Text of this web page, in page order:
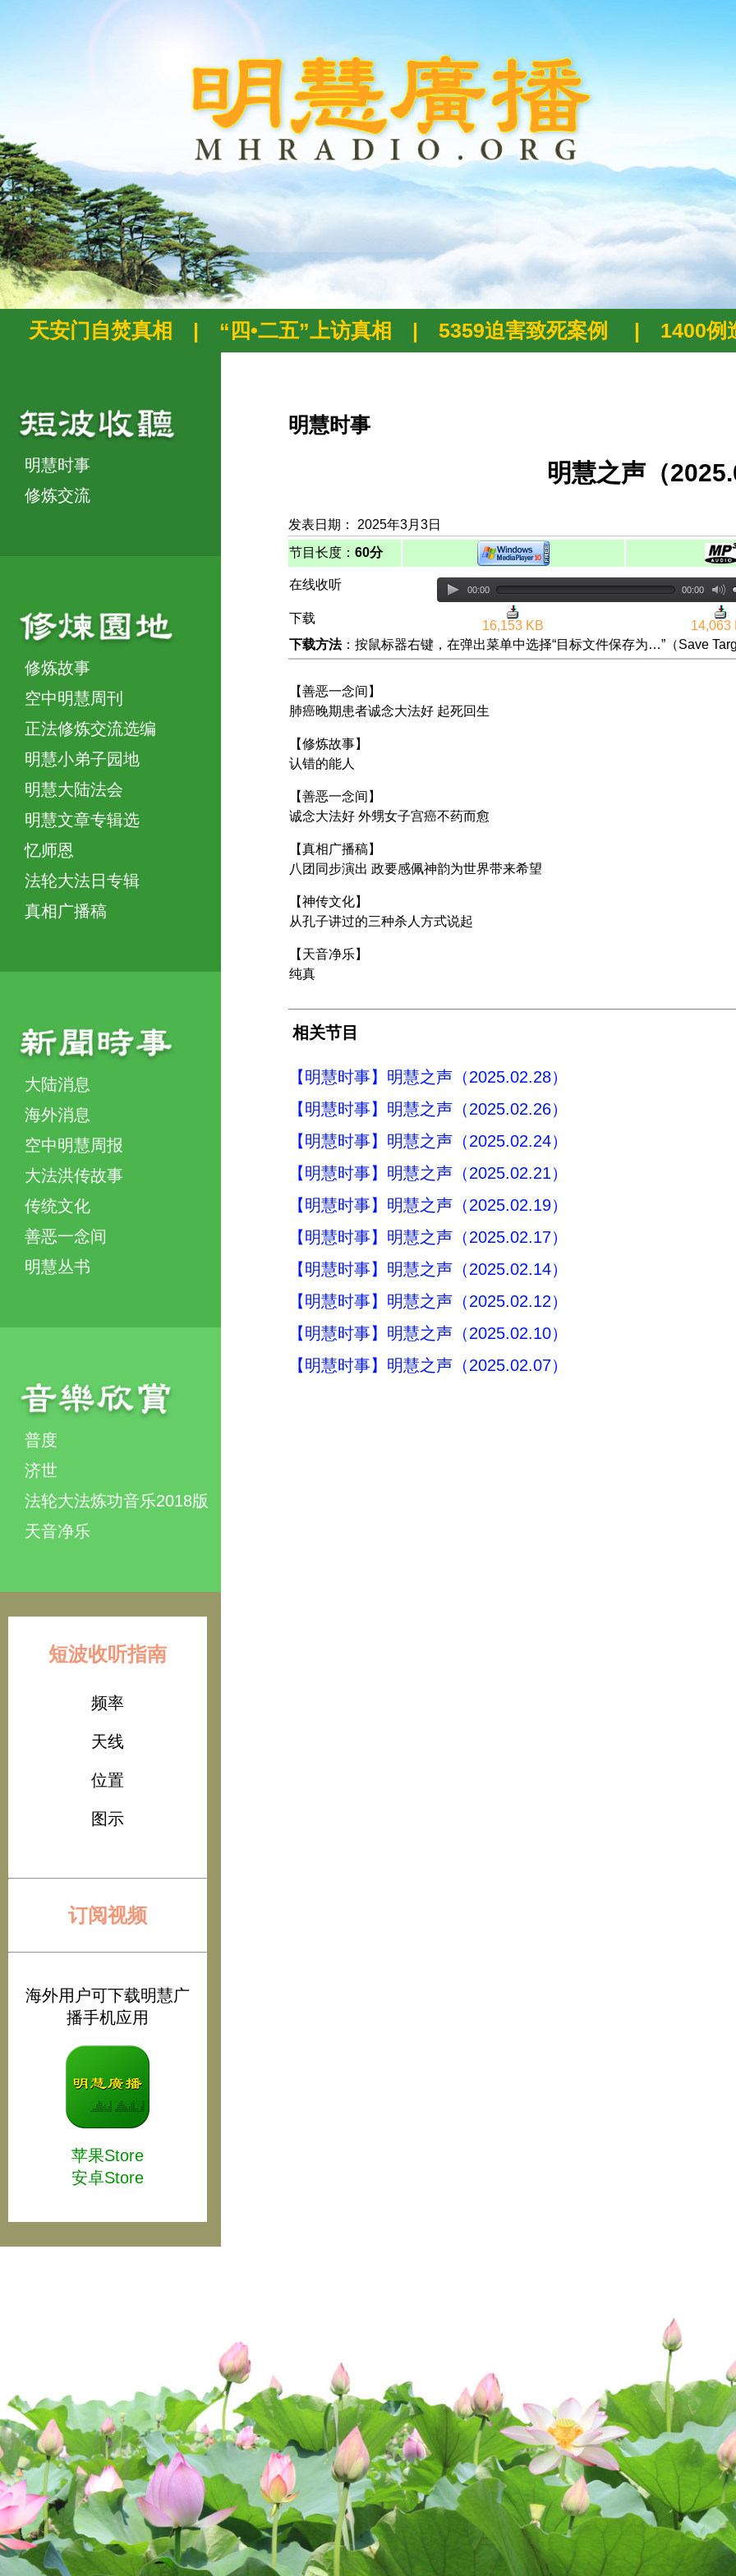
天安门自焚真相 | “四•二五”上访真相 | 5359迫害致死案例 | 1400例
明慧时事
修炼交流
修炼故事
空中明慧周刊
正法修炼交流选编
明慧小弟子园地
明慧大陆法会
明慧文章专辑选
忆师恩
法轮大法日专辑
真相广播稿
大陆消息
海外消息
空中明慧周报
大法洪传故事
传统文化
善恶一念间
明慧丛书
普度
济世
法轮大法炼功音乐2018版
天音净乐
短波收听指南
频率
天线
位置
图示
订阅视频
海外用户可下载明慧广
播手机应用
苹果Store
安卓Store
明慧时事
明慧之声（
发表日期： 2025年3月3日
节目长度： 60分
在线收听 00:00 00:00
下载
16,153 KB
14,063
下载方法：按鼠标器右键，在弹出菜单中选择“目标文件保存为…”（Save
【善恶一念间】
肺癌晚期患者诚念大法好 起死回生
【修炼故事】
认错的能人
【善恶一念间】
诚念大法好 外甥女子宫癌不药而愈
【真相广播稿】
八团同步演出 政要感佩神韵为世界带来希望
【神传文化】
从孔子讲过的三种杀人方式说起
【天音净乐】
纯真
相关节目
【明慧时事】明慧之声（2025.02.28）
【明慧时事】明慧之声（2025.02.26）
【明慧时事】明慧之声（2025.02.24）
【明慧时事】明慧之声（2025.02.21）
【明慧时事】明慧之声（2025.02.19）
【明慧时事】明慧之声（2025.02.17）
【明慧时事】明慧之声（2025.02.14）
【明慧时事】明慧之声（2025.02.12）
【明慧时事】明慧之声（2025.02.10）
【明慧时事】明慧之声（2025.02.07）